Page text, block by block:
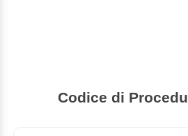
Codice di